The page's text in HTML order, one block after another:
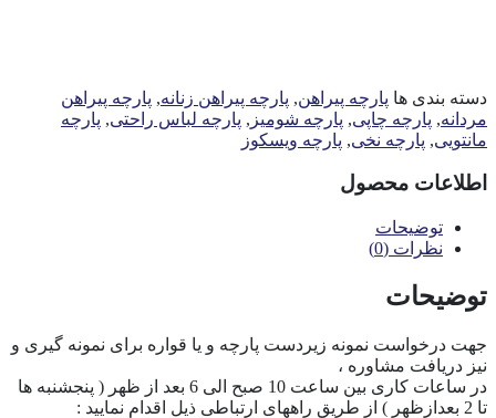
دسته بندی ها پارچه پیراهن, پارچه پیراهن زنانه, پارچه پیراهن
مردانه, پارچه چاپی, پارچه شومیز , پارچه لباس راحتی, پارچه
مانتویی, پارچه نخی, پارچه ویسکوز
اطلاعات محصول
توضیحات
نظرات (0)
توضیحات
جهت درخواست نمونه زیردست پارچه و یا قواره برای نمونه گیری و
نیز دریافت مشاوره ،
در ساعات کاری بین ساعت 10 صبح الی 6 بعد از ظهر ( پنجشنبه ها
تا 2 بعدازظهر ) از طریق راههای ارتباطی ذیل اقدام نمایید :